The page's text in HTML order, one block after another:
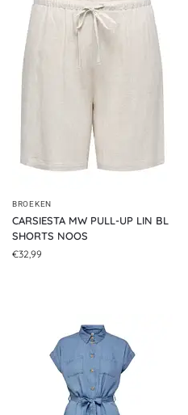
BROEKEN
CARSIESTA MW PULL-UP LIN BL
SHORTS NOOS
€32,99